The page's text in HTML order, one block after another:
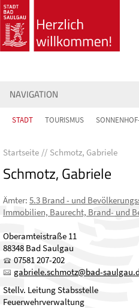
NAVIGATION
STADT TOURISMUS
Startseite Schmotz, Gabriele
Schmotz, Gabriele
Ämter: 5.3 Brand - und
Immobilien, Baurecht, Brand- und
Oberamteistraße 11
88348 Bad Saulgau
07581 207-202
gabriele.schmotz@bad-
Stellv. Leitung Stabsstelle
Feuerwehrverwaltung